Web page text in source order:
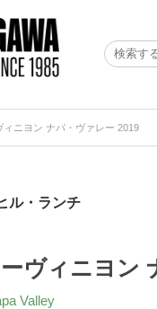
ィニヨン ナパ・ヴァレー 2019
ル・ランチ
ヴィニヨン
Valley